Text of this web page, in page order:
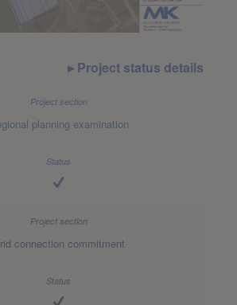
Project status details
planning examination
connection commitment